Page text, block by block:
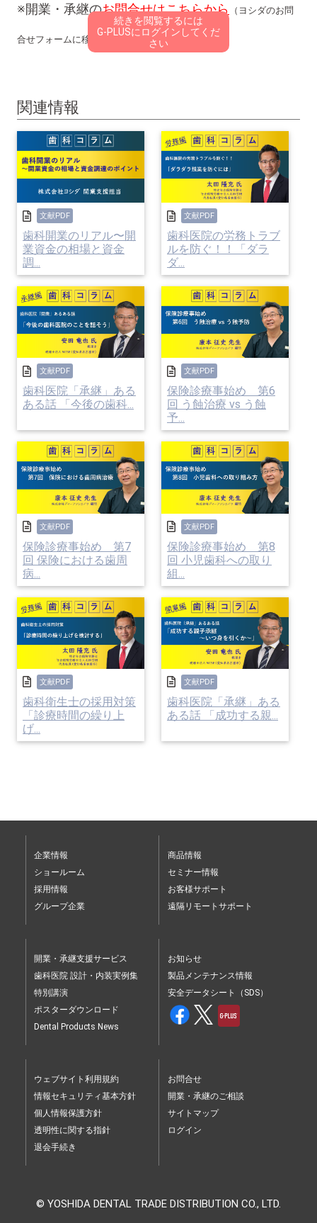
※開業・承継のお問合せはこちらから （ヨシダのお問
合せフォームに移動します）
税理士
税理士法人 WISE（愛知県名古屋市）
こんなときどうする？ リニューアルの
代金、子どもにあげて良い？
68歳 個人歯科医院院長からの質問
今回のご相談は、お子さんのクリニックリニュー
アル資金を親が用意してもよいかというご相談で
す。
結論から申し上げますと、リニューアル資金をお
子さんへ支払う行為は贈与となり贈与税の対象と
なります。
金額にもよりますが、おすすめしません。
親子承継時に医院をリニューアルされる場合、そ
の資金を子供の負担を軽くするために親御さんが
ご用意されるケースがよくあります。
「継いでくれるなら、リニューアル資金は出して
あげるつもりだったから」というお話を聞きます
ます。
子供の負担を減らすために支払ったお金によっ
て、過大な贈与税を支払うことになってしまって
は、本末転倒の事態になってしまいます。
このようなことを防ぎ資金援助がしたい場合は、
貸すことも一つの方法です。
ポイントは「第三者（金融機関など）との貸し借
特に次の5点にお気をつけください。
続きを閲覧するには
G-PLUSにログインしてくだ
さい
関連情報
文献PDF
歯科開業のリアル〜開
業資金の相場と資金
調...
文献PDF
歯科医院の労務トラブ
ルを防ぐ！！「ダラ
ダ...
文献PDF
歯科医院「承継」ある
ある話 「今後の歯科...
文献PDF
保険診療事始め 第6
回 う蝕治療 vs う蝕
予...
文献PDF
保険診療事始め 第7
回 保険における歯周
病...
文献PDF
保険診療事始め 第8
回 小児歯科への取り
組...
文献PDF
歯科衛生士の採用対策
「診療時間の繰り上
げ...
文献PDF
歯科医院「承継」ある
ある話 「成功する親...
企業情報
ショールーム
採用情報
グループ企業
商品情報
セミナー情報
お客様サポート
遠隔リモートサポート
開業・承継支援サービス
歯科医院 設計・内装実例集
特別講演
ポスターダウンロード
Dental Products News
お知らせ
製品メンテナンス情報
安全データシート（SDS）
ウェブサイト利用規約
情報セキュリティ基本方針
個人情報保護方針
透明性に関する指針
退会手続き
お問合せ
開業・承継のご相談
サイトマップ
ログイン
© YOSHIDA DENTAL TRADE DISTRIBUTION CO., LTD.